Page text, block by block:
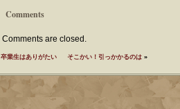
Comments
Comments are closed.
卒業生はありがたい そこかい！引っかかるのは »